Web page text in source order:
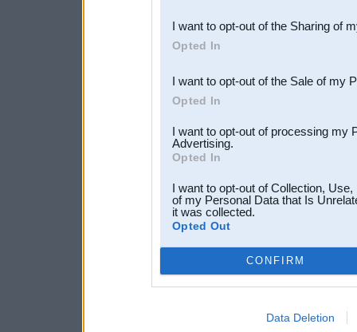
Downstream Participants
third parties.
I want to opt-out of the Sharing of
Opted In
I want to opt-out of the Sale of my
Opted In
I want to opt-out of processing my
Advertising.
Opted In
I want to opt-out of Collection,
of my Personal Data that Is
it was collected.
Opted Out
CONFIRM
Data Deletion